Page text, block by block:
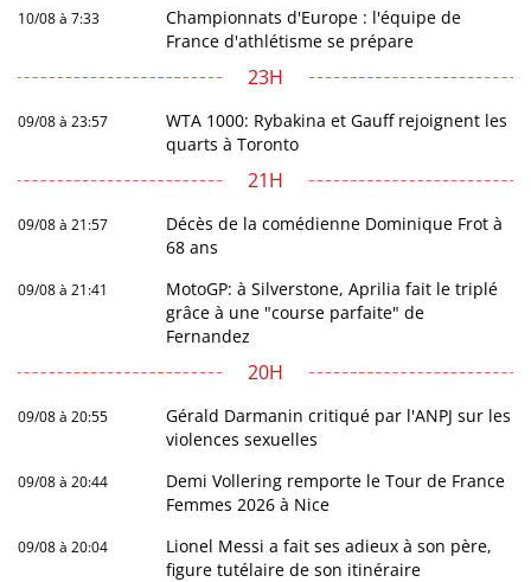
10/08 à 7:33
Championnats d'Europe : l'équipe de
France d'athlétisme se prépare
23H
09/08 à 23:57
WTA 1000: Rybakina et Gauff rejoignent les
quarts à Toronto
21H
09/08 à 21:57
Décès de la comédienne Dominique Frot à
68 ans
09/08 à 21:41
MotoGP: à Silverstone, Aprilia fait le triplé
grâce à une "course parfaite" de
Fernandez
20H
09/08 à 20:55
Gérald Darmanin critiqué par l'ANPJ sur les
violences sexuelles
09/08 à 20:44
Demi Vollering remporte le Tour de France
Femmes 2026 à Nice
09/08 à 20:04
Lionel Messi a fait ses adieux à son père,
figure tutélaire de son itinéraire